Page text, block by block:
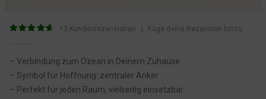
13 Kundenrezensionen Füge deine Rezension hinzu
– Verbindung zum Ozean in Deinem Zuhause
– Symbol für Hoffnung: zentraler Anker
– Perfekt für jeden Raum, vielseitig einsetzbar